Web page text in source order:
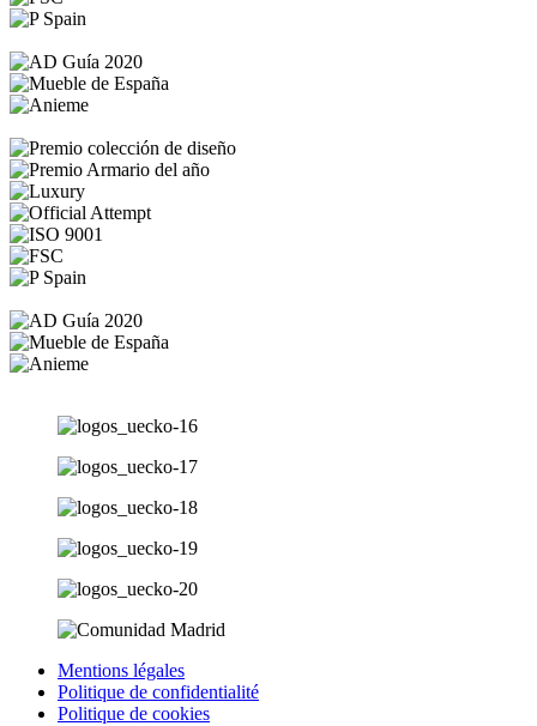
Mentions légales
Politique de confidentialité
Politique de cookies